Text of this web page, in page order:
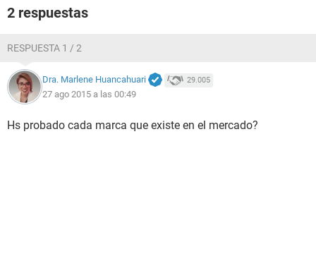
2 respuestas
RESPUESTA 1 / 2
Dra. Marlene Huancahuari 29.005
27 ago 2015 a las 00:49
Hs probado cada marca que existe en el mercado?